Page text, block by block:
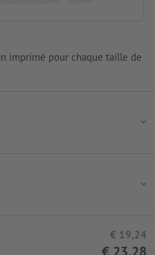
imprimé pour chaque taille de
€ 19,24